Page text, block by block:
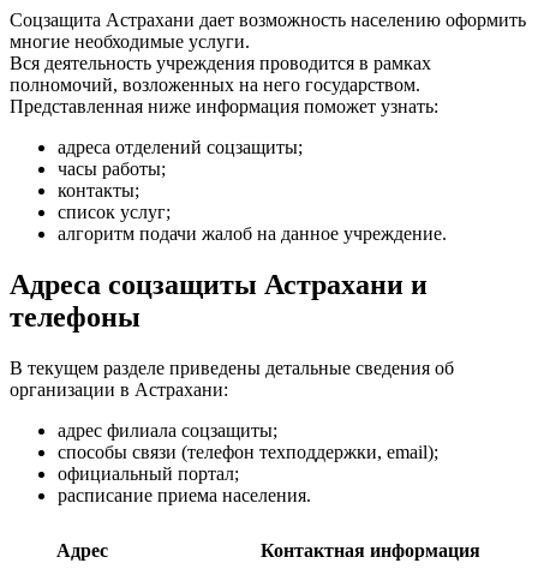
Соцзащита Астрахани дает возможность населению оформить
многие необходимые услуги.
Вся деятельность учреждения проводится в рамках
полномочий, возложенных на него государством.
Представленная ниже информация поможет узнать:
адреса отделений соцзащиты;
часы работы;
контакты;
список услуг;
алгоритм подачи жалоб на данное учреждение.
Адреса соцзащиты Астрахани и
телефоны
В текущем разделе приведены детальные сведения об
организации в Астрахани:
адрес филиала соцзащиты;
способы связи (телефон техподдержки, email);
официальный портал;
расписание приема населения.
Адрес Контактная информация